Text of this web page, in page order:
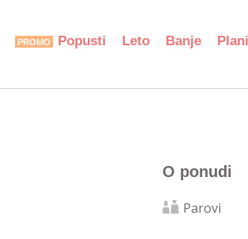
Popusti Leto Banje
O ponudi
Parovi